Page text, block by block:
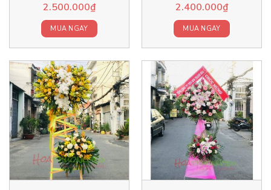
2.500.000₫
MUA NGAY
2.400.000₫
MUA NGAY